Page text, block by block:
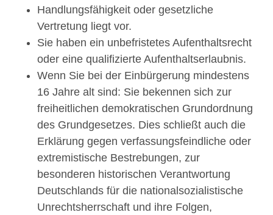
Handlungsfähigkeit oder gesetzliche
Vertretung liegt vor.
Sie haben ein unbefristetes Aufenthaltsrecht
oder eine qualifizierte Aufenthaltserlaubnis.
Wenn Sie bei der Einbürgerung mindestens
16 Jahre alt sind: Sie bekennen sich zur
freiheitlichen demokratischen Grundordnung
des Grundgesetzes. Dies schließt auch die
Erklärung gegen verfassungsfeindliche oder
extremistische Bestrebungen, zur
besonderen historischen Verantwortung
Deutschlands für die nationalsozialistische
Unrechtsherrschaft und ihre Folgen,